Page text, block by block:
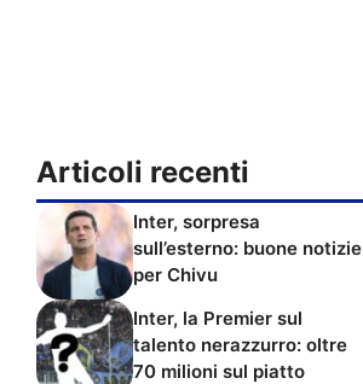
Articoli recenti
Inter, sorpresa
sull’esterno: buone notizie
per Chivu
Inter, la Premier sul
talento nerazzurro: oltre
70 milioni sul piatto